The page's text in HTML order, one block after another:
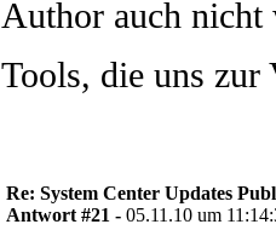
Author auch
Tools, die uns
Re: System Center Updates
Antwort #21 - 05.11.10 um